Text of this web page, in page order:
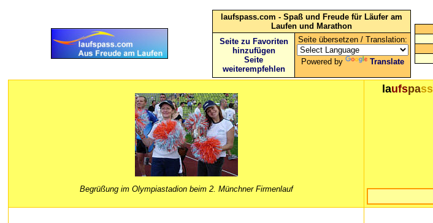
laufspass.com - Spaß und Freude für Läufer am
Laufen und Marathon
Seite zu Favoriten
hinzufügen
Seite
weiterempfehlen
Seite übersetzen / Translation:
Powered by Translate
Begrüßung im Olympiastadion beim 2. Münchner Firmenlauf
laufspass